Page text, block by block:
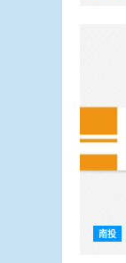
南投